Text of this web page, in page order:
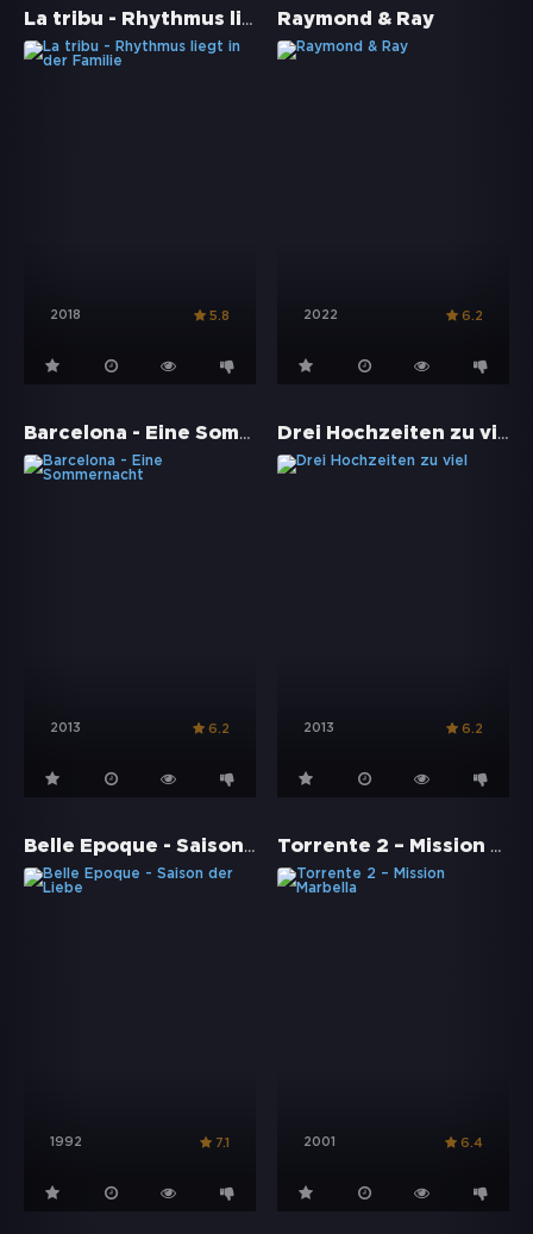
La tribu - Rhythmus liegt in der Familie
2018 5.8
Raymond & Ray
2022 6.2
Barcelona - Eine Sommernacht
2013 6.2
Drei Hochzeiten zu viel
2013 6.2
Belle Époque - Saison der Liebe
1992 7.1
Torrente 2 – Mission Marbella
2001 6.4